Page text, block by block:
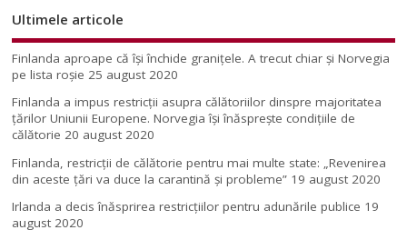
Ultimele articole
Finlanda aproape că își închide granițele. A trecut chiar și Norvegia
pe lista roșie 25 august 2020
Finlanda a impus restricţii asupra călătoriilor dinspre majoritatea
ţărilor Uniunii Europene. Norvegia își înăsprește condițiile de
călătorie 20 august 2020
Finlanda, restricţii de călătorie pentru mai multe state: „Revenirea
din aceste ţări va duce la carantină şi probleme” 19 august 2020
Irlanda a decis înăsprirea restricțiilor pentru adunările publice 19
august 2020